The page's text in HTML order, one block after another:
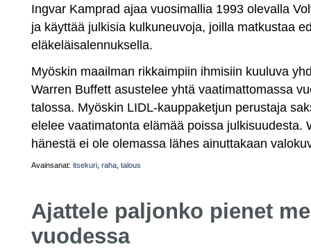
Ingvar Kamprad ajaa vuosimallia 1993 olevalla
ja käyttää julkisia kulkuneuvoja, joilla matkustaa
eläkeläisalennuksella.
Myöskin maailman rikkaimpiin ihmisiin kuuluva
Warren Buffett asustelee yhtä vaatimattomassa
talossa. Myöskin LIDL-kauppaketjun perustaja
elelee vaatimatonta elämää poissa julkisuudesta.
hänestä ei ole olemassa lähes ainuttakaan
Avainsanat: itsekuri raha talous
Ajattele paljonko pienet
vuodessa